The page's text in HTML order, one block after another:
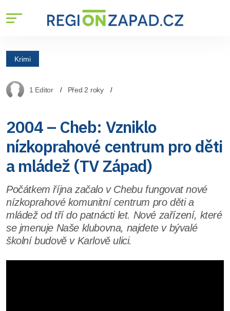
Krimi
1 Editor Před 2 roky
2004 – Cheb: Vzniklo
nízkoprahové centrum pro děti
a mládež (TV Západ)
Počátkem října začalo v Chebu fungovat nové
nízkoprahové komunitní centrum pro děti a
mládež od tří do patnácti let. Nové zařízení, které
se jmenuje Naše klubovna, najdete v bývalé
školní budově v Karlově ulici.